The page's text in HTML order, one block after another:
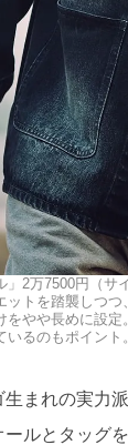
」2万7500円（
ットを踏襲しつ
をやや長めに設
いるのもポイント。
生まれの実力
ルとタッグ